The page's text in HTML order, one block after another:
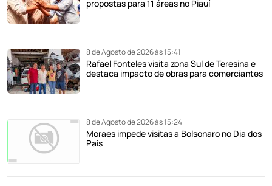
propostas para 11 áreas no Piauí
8 de Agosto de 2026 às 15:41
Rafael Fonteles visita zona Sul de Teresina e
destaca impacto de obras para comerciantes
8 de Agosto de 2026 às 15:24
Moraes impede visitas a Bolsonaro no Dia dos
Pais